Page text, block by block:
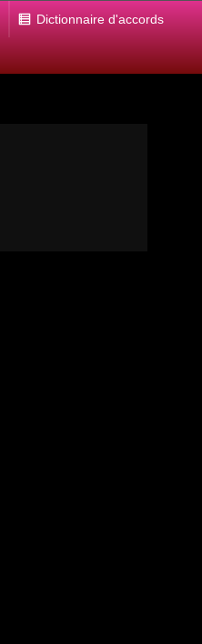
Dictionnaire d'accords